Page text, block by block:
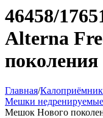
46458/
Alterna
поколения
Главная/
Мешки недренируемые
Мешок Нового